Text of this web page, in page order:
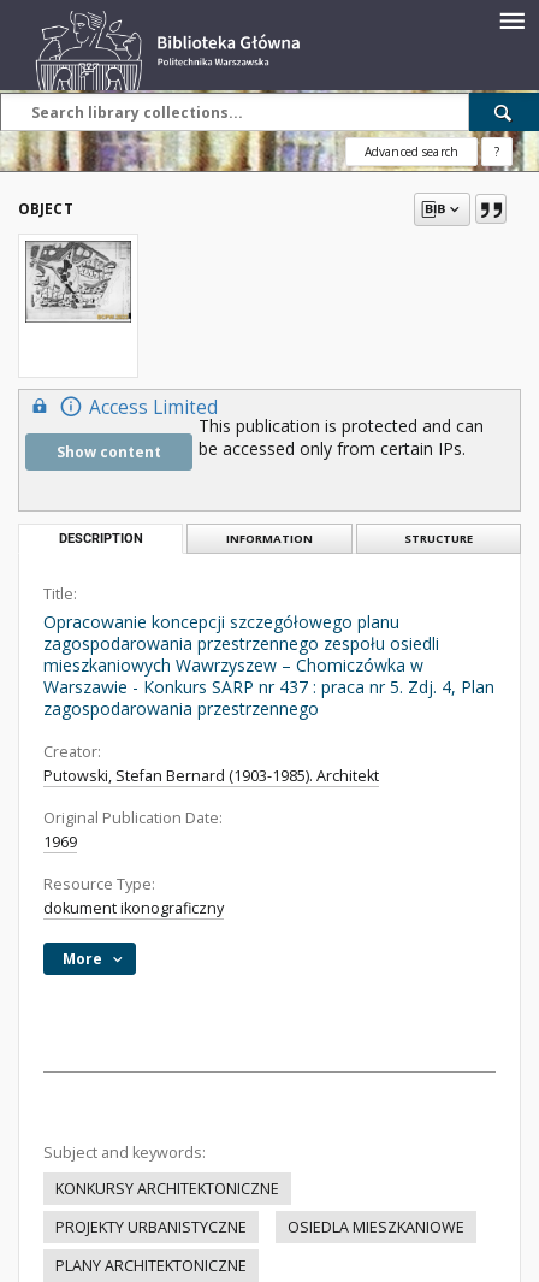
Advanced search ?
OBJECT
Access Limited
Show content
This publication is protected and can
be accessed only from certain IPs.
DESCRIPTION INFORMATION STRUCTURE
Title:
Opracowanie koncepcji szczegółowego planu
zagospodarowania przestrzennego zespołu osiedli
mieszkaniowych Wawrzyszew – Chomiczówka w
Warszawie - Konkurs SARP nr 437 : praca nr 5. Zdj. 4, Plan
zagospodarowania przestrzennego
Creator:
Putowski, Stefan Bernard (1903-1985). Architekt
Original Publication Date:
1969
Resource Type:
dokument ikonograficzny
More
Subject and keywords:
KONKURSY ARCHITEKTONICZNE
PROJEKTY URBANISTYCZNE
OSIEDLA MIESZKANIOWE
PLANY ARCHITEKTONICZNE